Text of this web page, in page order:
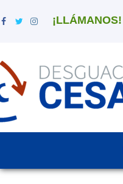
¡LLÁMANOS!